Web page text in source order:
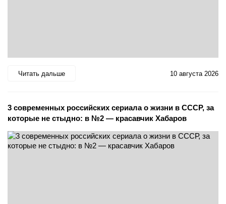
Читать дальше 10 августа 2026
3 современных российских сериала о жизни в СССР, за
которые не стыдно: в №2 — красавчик Хабаров